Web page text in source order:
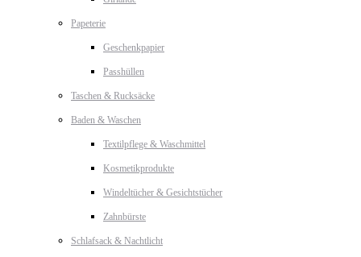
Papeterie
Geschenkpapier
Passhüllen
Taschen & Rucksäcke
Baden & Waschen
Textilpflege & Waschmittel
Kosmetikprodukte
Windeltücher & Gesichtstücher
Zahnbürste
Schlafsack & Nachtlicht